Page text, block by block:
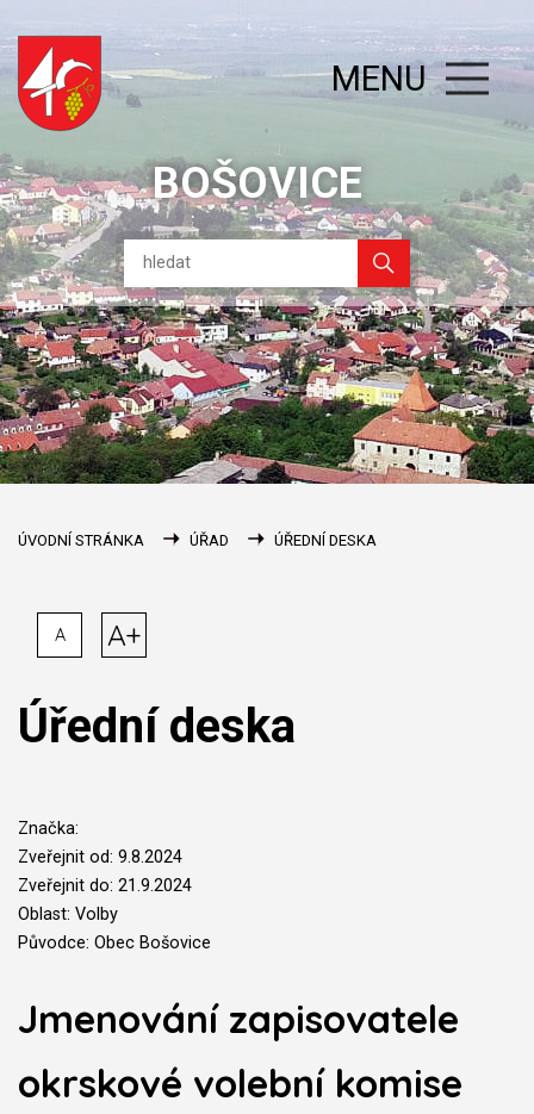
BOŠOVICE
MENU
ÚVODNÍ STRÁNKA ÚŘAD ÚŘEDNÍ DESKA
A A+
Úřední deska
Značka:
Zveřejnit od: 9.8.2024
Zveřejnit do: 21.9.2024
Oblast: Volby
Původce: Obec Bošovice
Jmenování zapisovatele
okrskové volební komise